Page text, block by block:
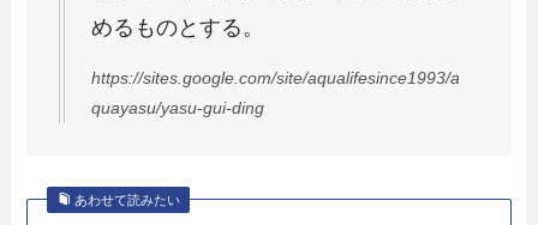
めるものとする。
https://sites.google.com/site/aqualifesince1993/a
quayasu/yasu-gui-ding
あわせて読みたい